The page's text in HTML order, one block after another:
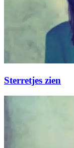
Sterretjes zien